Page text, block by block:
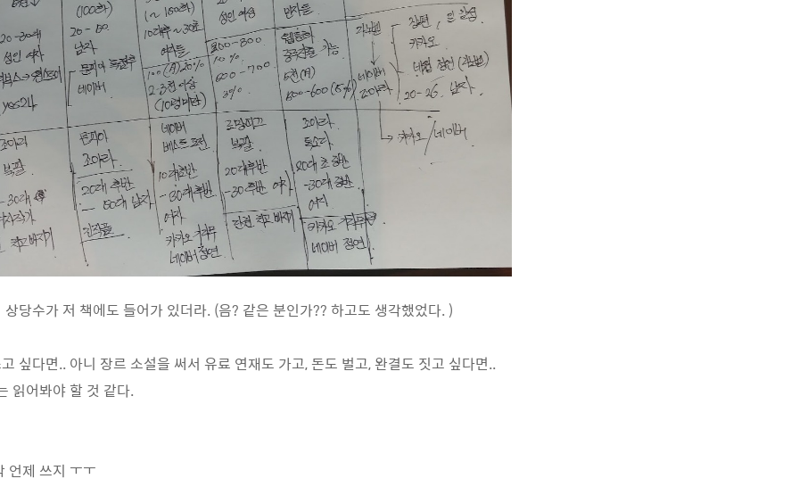
당수가 저 책에도 들어가 있더라. (음? 같은 분인가?? 하고도 생각했었다. )
싶다면.. 아니 장르 소설을 써서 유료 연재도 가고, 돈도 벌고, 완결도 짓고 싶다면..
읽어봐야 할 것 같다.
언제 쓰지 ㅜㅜ